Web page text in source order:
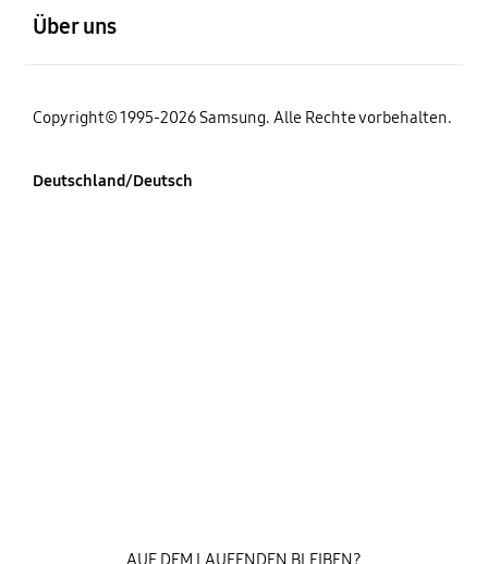
Über uns
Copyright© 1995-2026 Samsung. Alle Rechte vorbehalten.
Deutschland/Deutsch
AUF DEM LAUFENDEN BLEIBEN?